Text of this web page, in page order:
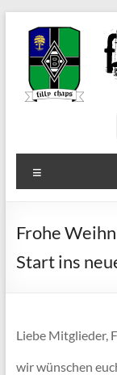
Inhalt
springen
Filly
–
Frohe
Start ins
Liebe Mitglieder,
wir wünschen